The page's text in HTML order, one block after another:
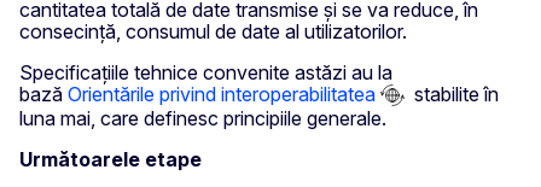
cantitatea totală de date transmise și se va reduce, în
consecință, consumul de date al utilizatorilor.
Specificațiile tehnice convenite astăzi au la
bază Orientările privind interoperabilitatea
stabilite în
luna mai, care definesc principiile generale.
Următoarele etape